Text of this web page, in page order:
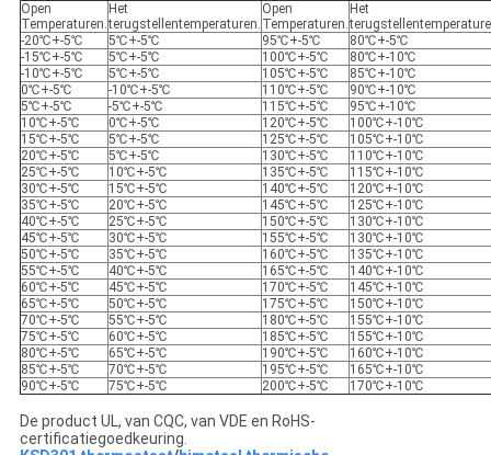
Open
Temperaturen.
Het
terugstellentemperaturen.
Open
Temperaturen.
Het
-20℃+-5℃
5℃+-5℃ 95℃+-5℃
80℃+-5℃
-15℃+-5℃
5℃+-5℃ 100℃+-5℃
80℃+-10℃
-10℃+-5℃
5℃+-5℃ 105℃+-5℃
85℃+-10℃
0℃+-5℃
-10℃+-5℃ 110℃+-5℃
90℃+-10℃
5℃+-5℃
-5℃+-5℃ 115℃+-5℃
95℃+-10℃
10℃+-5℃
0℃+-5℃ 120℃+-5℃
100℃+-10℃
15℃+-5℃
5℃+-5℃ 125℃+-5℃
105℃+-10℃
20℃+-5℃
5℃+-5℃ 130℃+-5℃
110℃+-10℃
25℃+-5℃
10℃+-5℃ 135℃+-5℃
115℃+-10℃
30℃+-5℃
15℃+-5℃ 140℃+-5℃
120℃+-10℃
35℃+-5℃
20℃+-5℃ 145℃+-5℃
125℃+-10℃
40℃+-5℃
25℃+-5℃ 150℃+-5℃
130℃+-10℃
45℃+-5℃
30℃+-5℃ 155℃+-5℃
130℃+-10℃
50℃+-5℃
35℃+-5℃ 160℃+-5℃
135℃+-10℃
55℃+-5℃
40℃+-5℃ 165℃+-5℃
140℃+-10℃
60℃+-5℃
45℃+-5℃ 170℃+-5℃
145℃+-10℃
65℃+-5℃
50℃+-5℃ 175℃+-5℃
150℃+-10℃
70℃+-5℃
55℃+-5℃ 180℃+-5℃
155℃+-10℃
75℃+-5℃
60℃+-5℃ 185℃+-5℃
155℃+-10℃
80℃+-5℃
65℃+-5℃ 190℃+-5℃
160℃+-10℃
85℃+-5℃
70℃+-5℃ 195℃+-5℃
165℃+-10℃
90℃+-5℃
75℃+-5℃ 200℃+-5℃ 170℃+-10℃
De product UL, van CQC, van VDE en RoHS-
certificatiegoedkeuring.